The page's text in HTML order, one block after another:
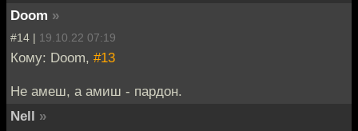
Doom »
#14 | 19.10.22 07:19
Кому: Doom, #13
Не амеш, а амиш - пардон.
Nell »